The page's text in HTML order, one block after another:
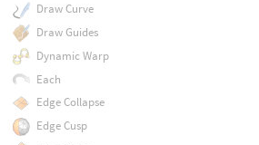
Draw Curve
Draw Guides
Dynamic Warp
Each
Edge Collapse
Edge Cusp